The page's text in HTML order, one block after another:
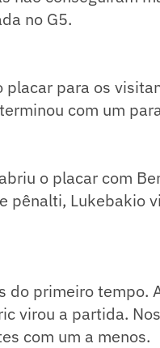
no G5.
para os
com um
o placar com
pênalti, Lukebakio
do primeiro tempo.
virou a partida.
com um a menos.